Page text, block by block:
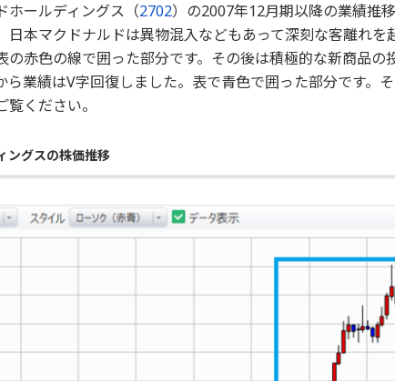
ホールディングス（2702）の2007年12月期以降の業績推
日本マクドナルドは異物混入などもあって深刻な客離れを
の赤色の線で囲った部分です。その後は積極的な新商品の
ら業績はV字回復しました。表で青色で囲った部分です。
ください。
ングスの株価推移